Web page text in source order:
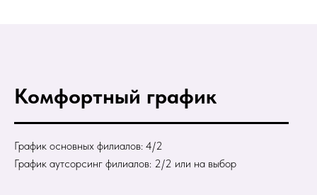
Комфортный график
График основных филиалов: 4/2
График аутсорсинг филиалов: 2/2 или на выбор